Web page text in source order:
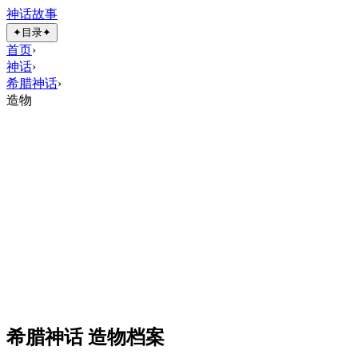
神话故事
✦ 目录✦
首页›
神话›
希腊神话›
造物
希腊神话 造物档案